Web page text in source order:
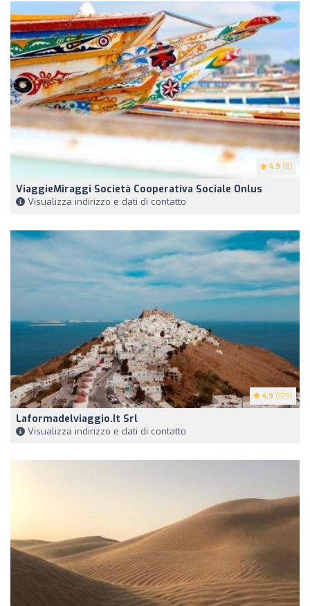
4.9 (8)
ViaggieMiraggi Società Cooperativa Sociale Onlus
Visualizza indirizzo e dati di contatto
4.9 (129)
Laformadelviaggio.it Srl
Visualizza indirizzo e dati di contatto